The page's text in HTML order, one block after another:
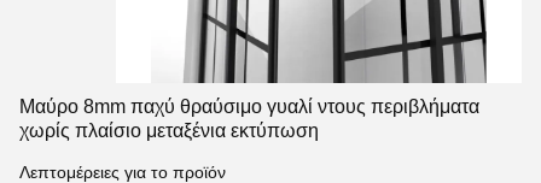
Μαύρο 8mm παχύ θραύσιμο γυαλί ντους περιβλήματα
χωρίς πλαίσιο μεταξένια εκτύπωση
Λεπτομέρειες για το προϊόν